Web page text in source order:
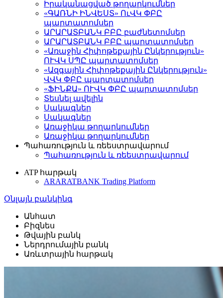
Իրականացված թողարկումներ
«ԳԱՌՆԻ ԻՆՎԵՍՏ» ՈւՎԿ ՓԲԸ
պարտատոմսեր
ԱՐԱՐԱՏԲԱՆԿ ԲԲԸ բաժնետոմսեր
ԱՐԱՐԱՏԲԱՆԿ ԲԲԸ պարտատոմսեր
«Առաջին Հիփոթեքային Ընկերություն»
ՈՒՎԿ ՍՊԸ պարտատոմսեր
«Ազգային Հիփոթեքային Ընկերություն»
ՎՎԿ ՓԲԸ պարտատոմսեր
«ՖԻՆՔԱ» ՈՒՎԿ ՓԲԸ պարտատոմսեր
Տեսնել ավելին
Սակագներ
Սակագներ
Առաջիկա թողարկումներ
Առաջիկա թողարկումներ
Պահառություն և ռեեստրավարում
Պահառություն և ռեեստրավարում
ATP հարթակ
ARARATBANK Trading Platform
Օնլայն բանկինգ
Անհատ
Բիզնես
Թվային բանկ
Ներդրումային բանկ
Առևտրային հարթակ